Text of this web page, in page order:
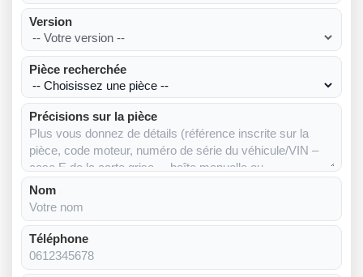
Version
Pièce recherchée
Précisions sur la pièce
Nom
Téléphone